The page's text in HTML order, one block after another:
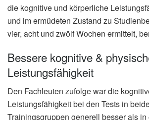
die kognitive und körperliche
und im ermüdeten Zustand zu
vier, acht und zwölf Wochen ermittelt,
Bessere kognitive &
Leistungsfähigkeit
Den Fachleuten zufolge war die
Leistungsfähigkeit bei den Tests in
Trainingsgruppen generell besser als in